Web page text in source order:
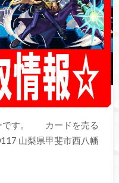
です。 カードを売る
山梨県甲斐市西八幡